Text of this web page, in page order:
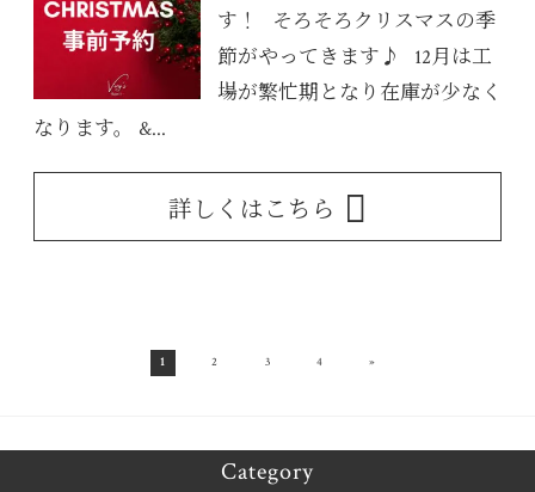
す！ そろそろクリスマスの季
節がやってきます♪ 12月は工
場が繁忙期となり在庫が少なく
なります。 &...
詳しくはこちら
1 2 3 4 »
Category